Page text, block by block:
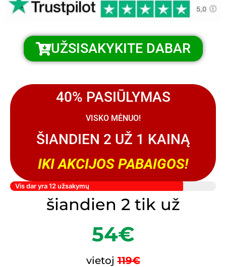
UŽSISAKYKITE DABAR
40% PASIŪLYMAS
VISKO MĖNUO!
ŠIANDIEN 2 UŽ 1 KAINĄ
IKI AKCIJOS PABAIGOS!
Vis dar yra 12 užsakymų
šiandien 2 tik už
54€
vietoj 119€